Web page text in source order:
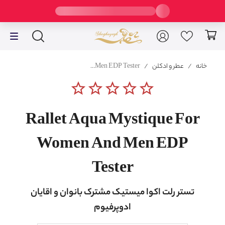
خانه / عطر و ادکلن /
Rallet Aqua Mystique For Women And Men EDP Tester
star_borderstar_borderstar_borderstar_borderstar_border
Rallet Aqua Mystique For
Women And Men EDP
Tester
تستر رلت اکوا میستیک مشترک بانوان و اقایان
ادوپرفیوم